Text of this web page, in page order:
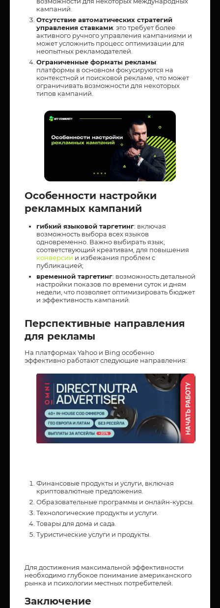
кампаний.
Отсутствие автоматических стратегий
управления ставками: это требует более
активного ручного управления кампаниями и
может усложнить процесс оптимизации для
неопытных рекламодателей.
Ограниченные форматы рекламы:
платформы в основном фокусируются на
контекстной и поисковой рекламе, что может
ограничивать возможности для некоторых
типов кампаний.
Особенности настройки
рекламных кампаний
гибкий языковой таргетинг: включая
возможность выбора всех языков
одновременно. Важно выбирать язык,
соответствующий креативам, для повышения
конверсии и избежания проблем с
публикацией;
временной таргетинг: возможность детальной
настройки показов по времени суток и дням
недели, что позволяет оптимизировать бюджет
и эффективность кампаний.
Перспективные направления
для рекламы
На платформах Yahoo и Bing особенно
эффективно работают следующие направления:
Финансовые продукты и услуги, включая
криптовалютные предложения.
Образовательные программы и онлайн-курсы.
Технологические продукты и услуги.
Товары для дома и сада.
Туристические услуги и продукты.
Для достижения максимальной эффективности
необходимо глубокое понимание американского
рынка и психологии местных потребителей.
Заключение